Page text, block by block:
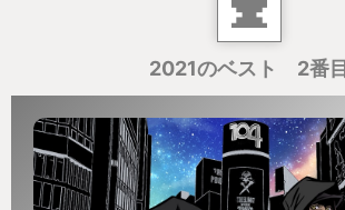
2021のベスト 2番目